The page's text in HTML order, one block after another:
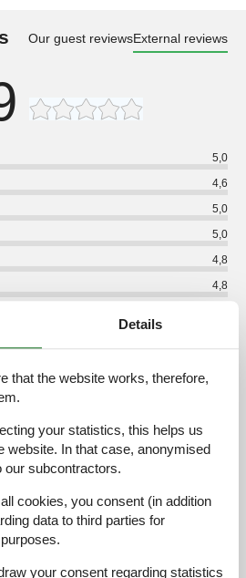
Our guest reviewsExternal reviews
5,0
4,6
5,0
5,0
4,8
4,8
5 Overall:
on site:
august 2023
4 Overall:
Details
that the website works, therefore,
your statistics, this helps us
website. In that case, anonymised
our subcontractors.
cookies, you consent (in addition
data to third parties for
your consent regarding statistics